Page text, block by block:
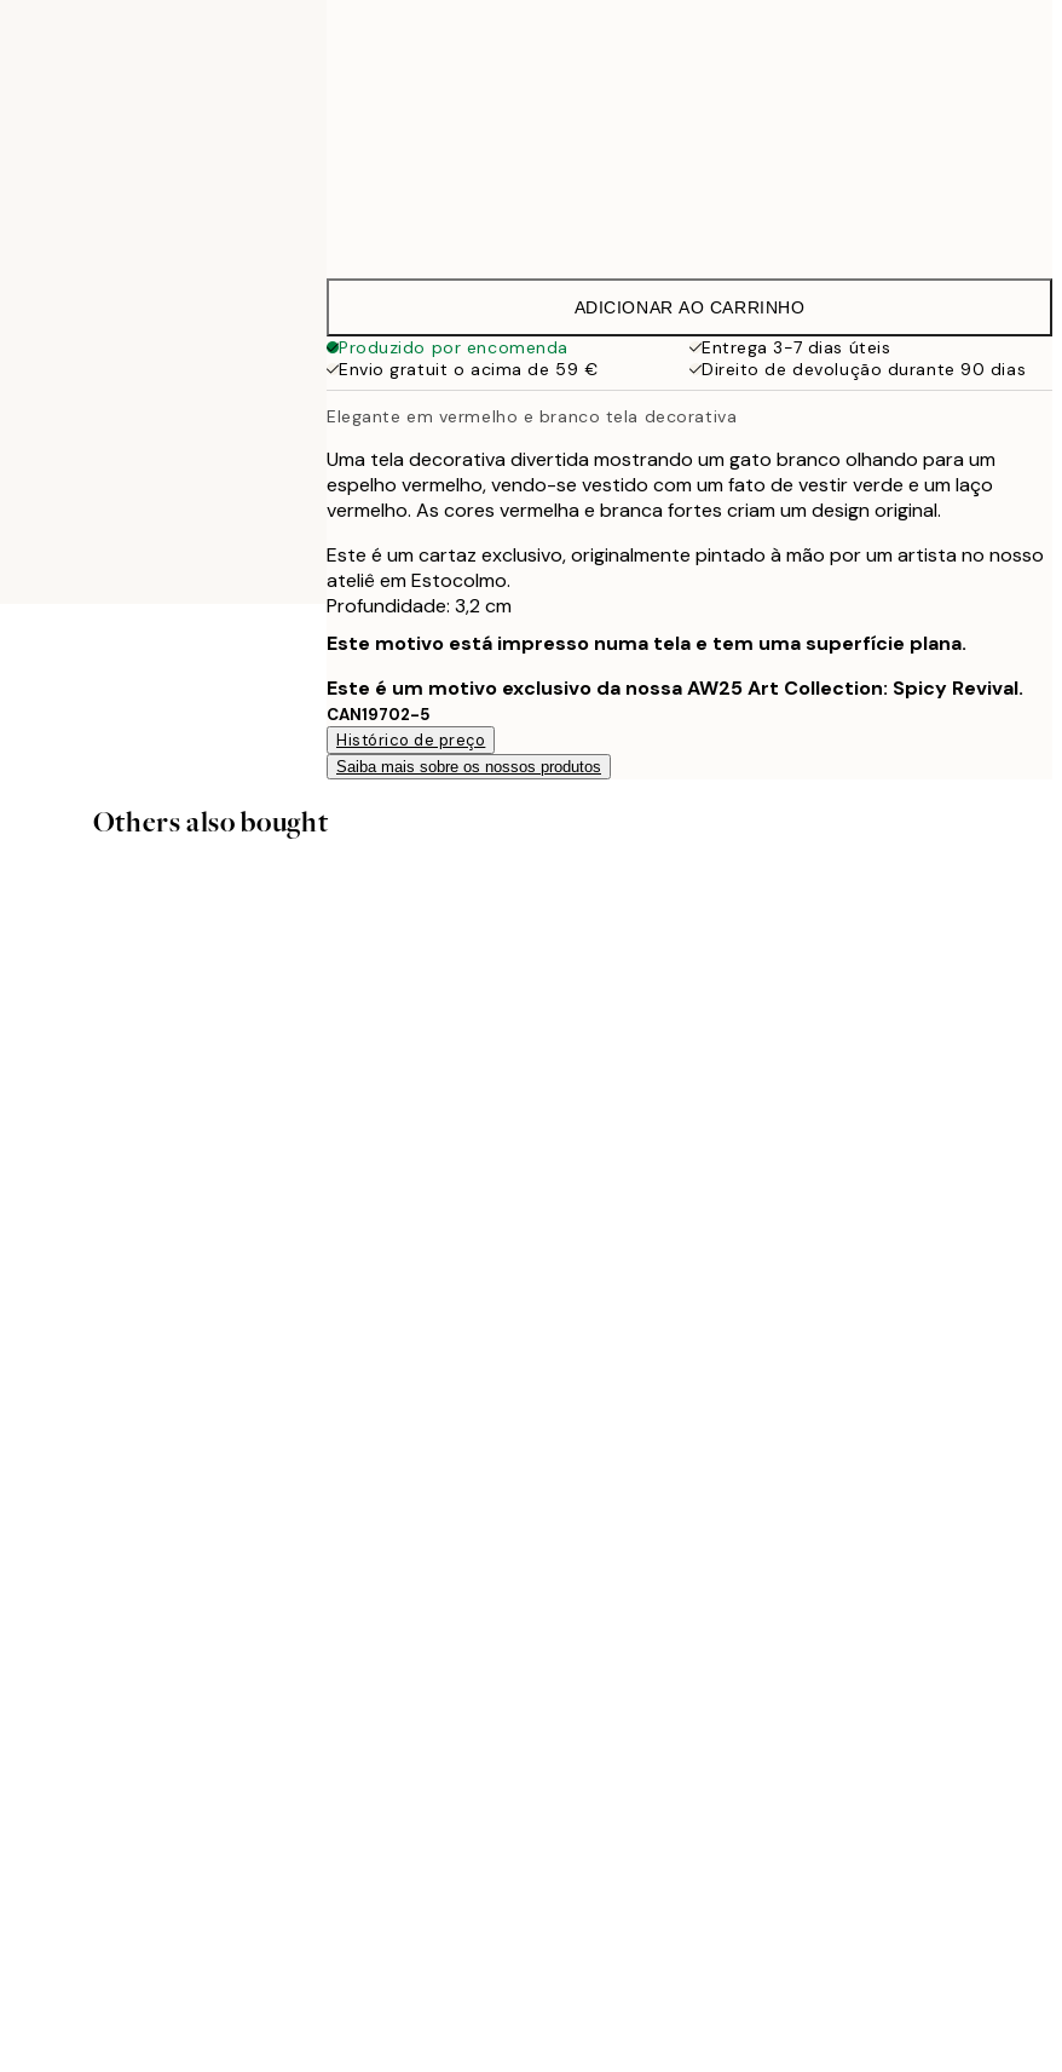
ADICIONAR AO CARRINHO
Produzido por encomenda
Entrega 3-7 dias úteis
Envio gratuit o acima de 59 €
Direito de devolução durante 90 dias
Elegante em vermelho e branco tela decorativa
Uma tela decorativa divertida mostrando um gato branco olhando para um
espelho vermelho, vendo-se vestido com um fato de vestir verde e um laço
vermelho. As cores vermelha e branca fortes criam um design original.
Este é um cartaz exclusivo, originalmente pintado à mão por um artista no nosso
ateliê em Estocolmo.
Profundidade: 3,2 cm
Este motivo está impresso numa tela e tem uma superfície plana.
Este é um motivo exclusivo da nossa AW25 Art Collection: Spicy Revival.
CAN19702-5
Histórico de preço
Saiba mais sobre os nossos produtos
Others also bought